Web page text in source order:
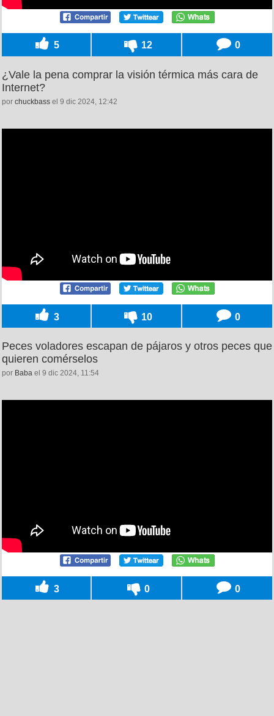
5 12 0
¿Vale la pena comprar la visión térmica más cara de
Internet?
por chuckbass el 9 dic 2024, 12:42
3 10 0
Peces voladores escapan de pájaros y otros peces que
quieren comérselos
por Baba el 9 dic 2024, 11:54
3 0 0